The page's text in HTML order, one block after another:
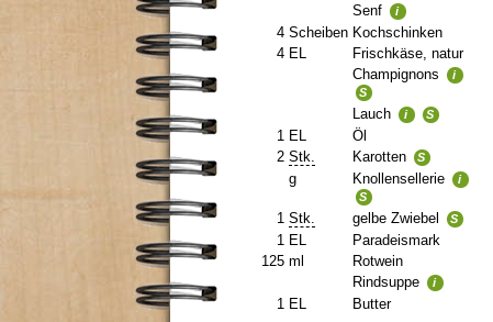
Senf i
4 Scheiben Kochschinken
4 EL
Frischkäse, natur
Champignons
i
S
Lauch i S
1 EL
Öl
2 Stk. Karotten S
g Knollensellerie
i
S
1 Stk. gelbe Zwiebel S
1 EL
Paradeismark
125 ml
Rotwein
Rindsuppe
i
1 EL Butter